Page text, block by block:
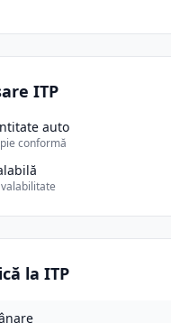
ITP
auto
conformă
la ITP